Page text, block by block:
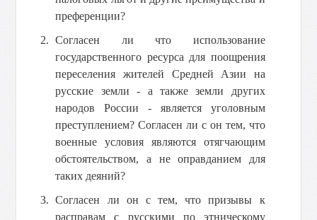
преференции?
Согласен ли что использование
государственного ресурса для поощрения
переселения жителей Средней Азии на
русские земли - а также земли других
народов России - является уголовным
преступлением? Согласен ли с он тем, что
военные условия являются отягчающим
обстоятельством, а не оправданием для
таких деяний?
Согласен ли он с тем, что призывы к
расправам с русскими по этническому